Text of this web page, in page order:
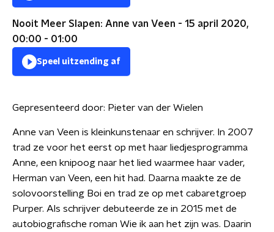
Nooit Meer Slapen: Anne van Veen - 15 april 2020,
00:00 - 01:00
Speel uitzending af
Gepresenteerd door: Pieter van der Wielen
Anne van Veen is kleinkunstenaar en schrijver. In 2007
trad ze voor het eerst op met haar liedjesprogramma
Anne, een knipoog naar het lied waarmee haar vader,
Herman van Veen, een hit had. Daarna maakte ze de
solovoorstelling Boi en trad ze op met cabaretgroep
Purper. Als schrijver debuteerde ze in 2015 met de
autobiografische roman Wie ik aan het zijn was. Daarin